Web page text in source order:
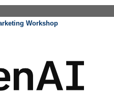
Workshop